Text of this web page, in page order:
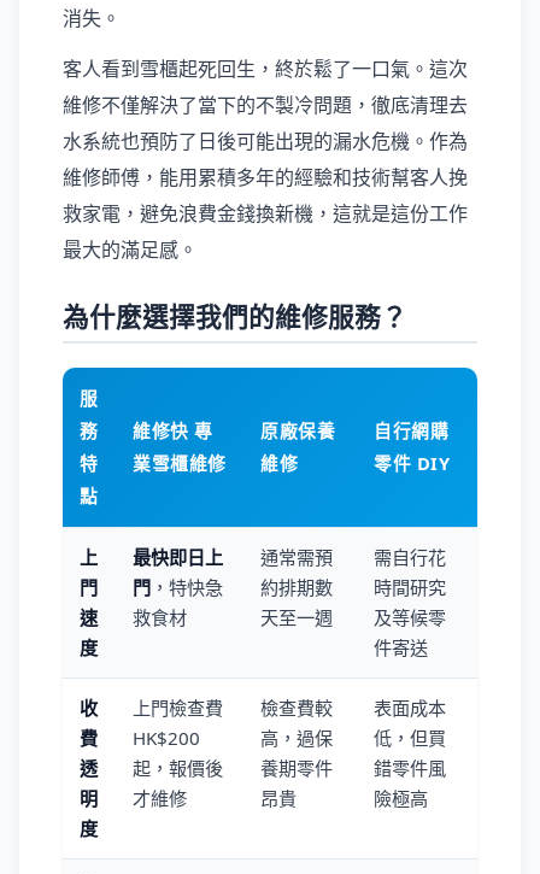
消失。
客人看到雪櫃起死回生，終於鬆了一口氣。這次
維修不僅解決了當下的不製冷問題，徹底清理去
水系統也預防了日後可能出現的漏水危機。作為
維修師傅，能用累積多年的經驗和技術幫客人挽
救家電，避免浪費金錢換新機，這就是這份工作
最大的滿足感。
為什麼選擇我們的維修服務？
服
務
特
點
維修快 專
業雪櫃維修
原廠保養
維修
自行網購
零件 DIY
上
門
速
度
最快即日上
門 ，特快急
救食材
通常需預
約排期數
天至一週
需自行花
時間研究
及等候零
件寄送
收
費
透
明
度
上門檢查費
HK$200
起，報價後
才維修
檢查費較
高，過保
養期零件
昂貴
表面成本
低，但買
錯零件風
險極高